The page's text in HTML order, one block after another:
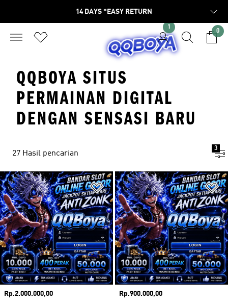
14 DAYS *EASY RETURN
1 0
QQBOYA SITUS
PERMAINAN DIGITAL
DENGAN SENSASI BARU
27 Hasil pencarian
3
Tambahkan ke Wishlist
Harga
Rp.2.000.000,00
Harga
Rp.900.000,00